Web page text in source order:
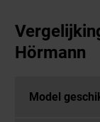
Hörmann
Model